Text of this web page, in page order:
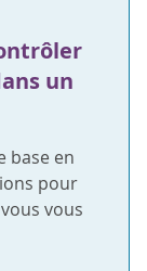
un
base en
pour
vous